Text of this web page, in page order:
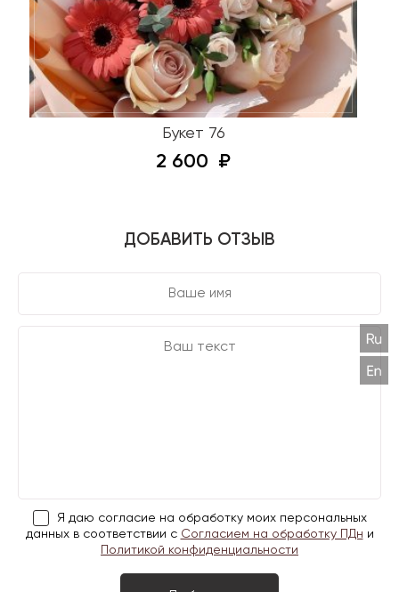
Букет 76
2 600
ДОБАВИТЬ ОТЗЫВ
Я даю согласие на обработку моих персональных
данных в соответствии с Согласием на обработку ПДн и
Политикой конфиденциальности